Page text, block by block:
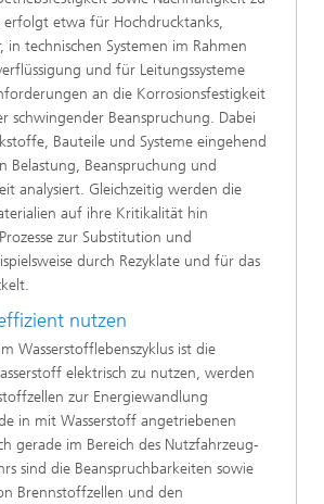
erfolgt etwa für Hochdrucktanks,
in technischen Systemen im Rahmen
und für Leitungssysteme
an die Korrosionsfestigkeit
schwingender Beanspruchung. Dabei
Bauteile und Systeme eingehend
Belastung, Beanspruchung und
analysiert. Gleichzeitig werden die
auf ihre Kritikalität hin
zur Substitution und
durch Rezyklate und für das
nutzen
Wasserstofflebenszyklus ist die
elektrisch zu nutzen, werden
zur Energiewandlung
in mit Wasserstoff angetriebenen
gerade im Bereich des Nutzfahrzeug-
sind die Beanspruchbarkeiten sowie
Brennstoffzellen und den